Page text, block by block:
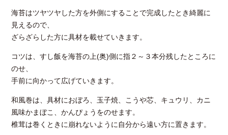
海苔はツヤツヤした方を外側にすることで完成したとき綺麗に
見えるので、
ざらざらした方に具材を載せていきます。
コツは、すし飯を海苔の上(奥)側に指２～３本分残したところに
のせ、
手前に向かって広げていきます。
和風巻は、具材におぼろ、玉子焼、こうや芯、キュウリ、カニ
風味かまぼこ、かんぴょうをのせます。
椎茸は巻くときに崩れないように自分から遠い方に置きます。